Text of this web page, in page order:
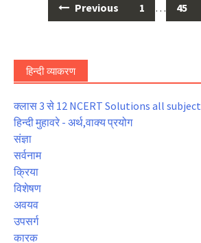
navigation
Previous 1 … 45
हिन्दी व्याकरण
क्लास 3 से 12 NCERT Solutions all subject
हिन्दी मुहावरे - अर्थ,वाक्य प्रयोग
संज्ञा
सर्वनाम
क्रिया
विशेषण
अवयव
उपसर्ग
कारक